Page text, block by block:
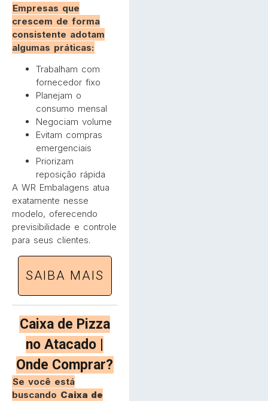
Empresas que
crescem de forma
consistente adotam
algumas práticas:
Trabalham com
fornecedor fixo
Planejam o
consumo mensal
Negociam volume
Evitam compras
emergenciais
Priorizam
reposição rápida
A WR Embalagens atua
exatamente nesse
modelo, oferecendo
previsibilidade e controle
para seus clientes.
SAIBA MAIS
Caixa de Pizza
no Atacado |
Onde Comprar?
Se você está
buscando Caixa de